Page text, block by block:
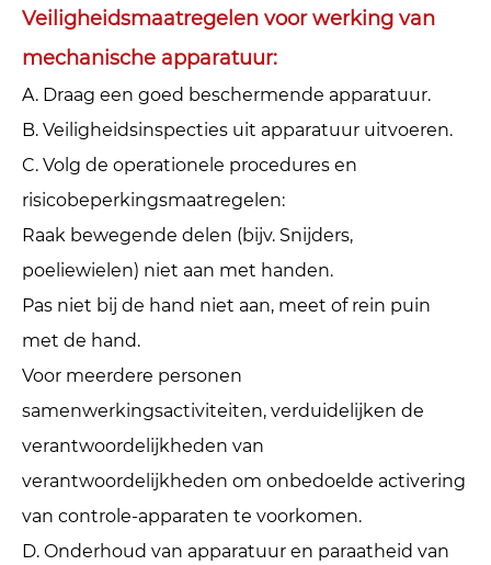
Veiligheidsmaatregelen voor werking van
mechanische apparatuur: ‌
A. Draag een goed beschermende apparatuur. ‌
B. Veiligheidsinspecties uit apparatuur uitvoeren. ‌
C. Volg de operationele procedures en
risicobeperkingsmaatregelen: ‌
Raak bewegende delen (bijv. Snijders,
poeliewielen) niet aan met handen.
Pas niet bij de hand niet aan, meet of rein puin
met de hand.
Voor meerdere personen
samenwerkingsactiviteiten, verduidelijken de
verantwoordelijkheden van
verantwoordelijkheden om onbedoelde activering
van controle-apparaten te voorkomen.
D. Onderhoud van apparatuur en paraatheid van